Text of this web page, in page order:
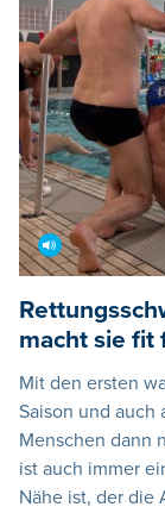
macht sie fit
Mit den ersten
Saison und auch
Menschen dann
ist auch immer
Nähe ist, der die